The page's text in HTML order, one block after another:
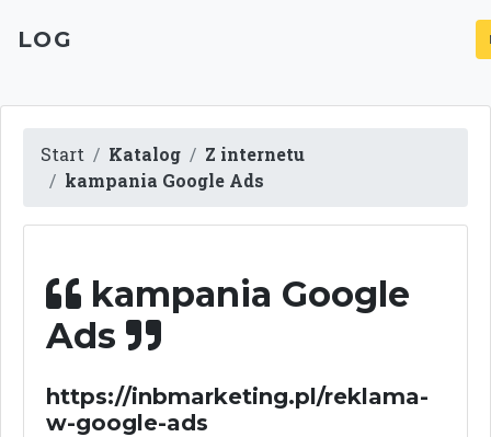
LOG
Start Katalog
Z internetu
kampania Google Ads
kampania Google
Ads
https://inbmarketing.pl/reklama-
w-google-ads